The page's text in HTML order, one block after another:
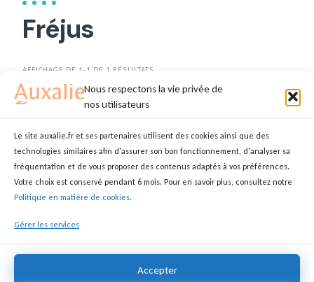
Nous respectons la vie privée de
nos utilisateurs
Le site auxalie.fr et ses partenaires utilisent des cookies ainsi que des
technologies similaires afin d'assurer son bon fonctionnement, d'analyser sa
fréquentation et de vous proposer des contenus adaptés à vos préférences.
Votre choix est conservé pendant 6 mois. Pour en savoir plus, consultez notre
Politique en matière de cookies.
Gérer les services
Accepter
Fréjus
AFFICHAGE DE 1-1 DE 1 RÉSULTATS
TRIER PAR DATE
Assistant de vie
NICOLAS ASSISTANT(E) DE VIE